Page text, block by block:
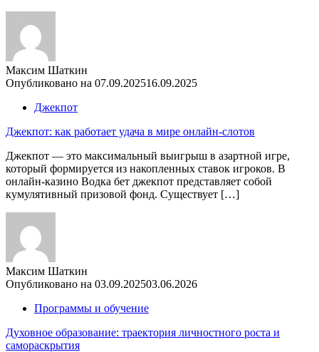
Максим Шаткин
Опубликовано на 07.09.202516.09.2025
Джекпот
Джекпот: как работает удача в мире онлайн-слотов
Джекпот — это максимальный выигрыш в азартной игре,
который формируется из накопленных ставок игроков. В
онлайн-казино Водка бет джекпот представляет собой
кумулятивный призовой фонд. Существует […]
Максим Шаткин
Опубликовано на 03.09.202503.06.2026
Программы и обучение
Духовное образование: траектория личностного роста и
самораскрытия